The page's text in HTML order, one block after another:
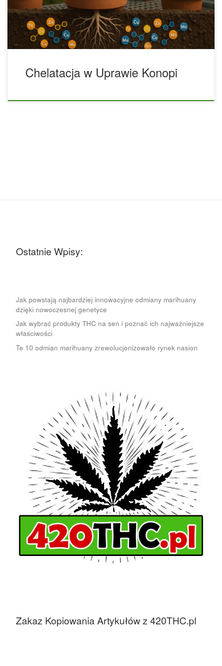
hydroponicznym. W tym ulepszonym i unikatowym
poradniku wyjaśniamy, jak działają […]
Chelatacja w Uprawie Konopi
Ostatnie Wpisy:
Jak powstają najbardziej innowacyjne odmiany marihuany
dzięki nowoczesnej genetyce
Jak wybrać produkty THC na sen i poznać ich najważniejsze
właściwości
Te 10 odmian marihuany zrewolucjonizowało rynek nasion
Zakaz Kopiowania Artykułów z 420THC.pl